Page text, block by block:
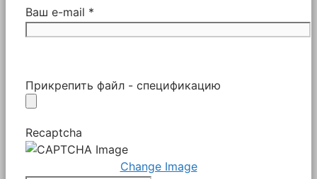
Ваш e-mail *
Прикрепить файл - спецификацию
Recaptcha
Change Image